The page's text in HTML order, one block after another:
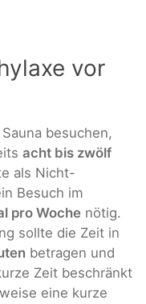
vor
besuchen,
acht bis zwölf
als Nicht-
Besuch im
pro Woche nötig.
sollte die Zeit in
betragen und
Zeit beschränkt
eine kurze